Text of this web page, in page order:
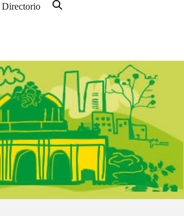
Directorio